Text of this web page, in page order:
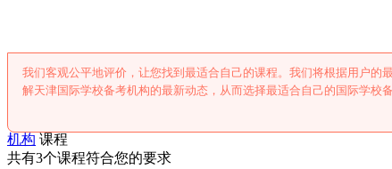
我们客观公平地评价，让您找到最适合自己的课程。我们将根据用户
解天津国际学校备考机构的最新动态，从而选择最适合自己的国际学校
机构 课程
共有3个课程符合您的要求